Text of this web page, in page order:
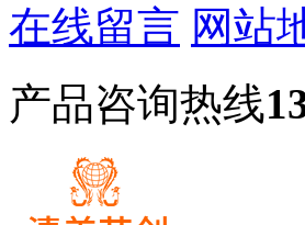
在线留言 网站
产品咨询热线